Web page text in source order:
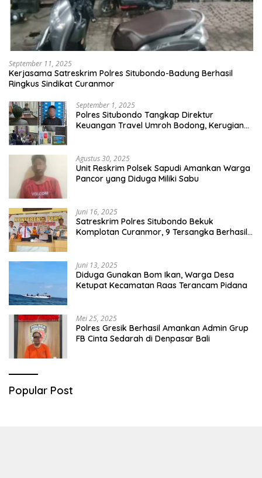
September 11, 2025
Kerjasama Satreskrim Polres Situbondo-Badung Berhasil
Ringkus Sindikat Curanmor
September 1, 2025
Polres Situbondo Tangkap Direktur
Keuangan Travel Umroh Bodong, Kerugian
Agustus 30, 2025
Unit Reskrim Polsek Sapudi Amankan Warga
Pancor yang Diduga Miliki Sabu
Juni 16, 2025
Satreskrim Polres Situbondo Bekuk
Komplotan Curanmor, 9 Tersangka Berhasil
Juni 13, 2025
Diduga Gunakan Bom Ikan, Warga Desa
Ketupat Kecamatan Raas Terancam Pidana
Mei 25, 2025
Polres Gresik Berhasil Amankan Admin Grup
FB Cinta Sedarah di Denpasar Bali
Popular Post